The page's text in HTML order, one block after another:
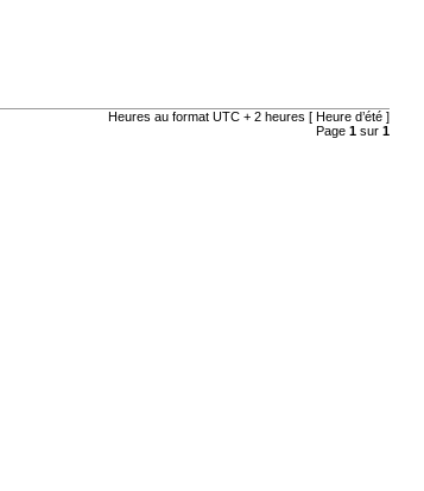
Heures au format UTC + 2 heures [ Heure d’été ]
Page 1sur 1